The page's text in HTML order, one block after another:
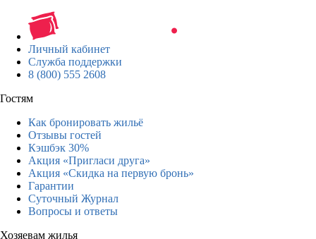
Личный кабинет
Служба поддержки
8 (800) 555 2608
Гостям
Как бронировать жильё
Отзывы гостей
Кэшбэк 30%
Акция «Пригласи друга»
Акция «Скидка на первую бронь»
Гарантии
Суточный Журнал
Вопросы и ответы
Хозяевам жилья